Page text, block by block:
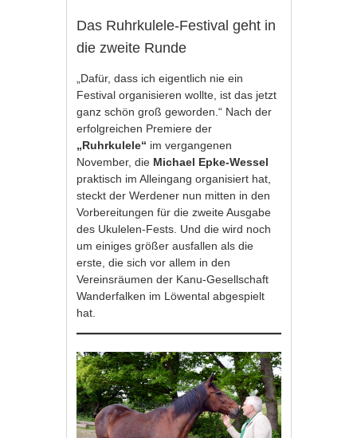
Das Ruhrkulele-Festival geht in
die zweite Runde
„Dafür, dass ich eigentlich nie ein
Festival organisieren wollte, ist das jetzt
ganz schön groß geworden.“ Nach der
erfolgreichen Premiere der
„Ruhrkulele“ im vergangenen
November, die Michael Epke-Wessel
praktisch im Alleingang organisiert hat,
steckt der Werdener nun mitten in den
Vorbereitungen für die zweite Ausgabe
des Ukulelen-Fests. Und die wird noch
um einiges größer ausfallen als die
erste, die sich vor allem in den
Vereinsräumen der Kanu-Gesellschaft
Wanderfalken im Löwental abgespielt
hat.